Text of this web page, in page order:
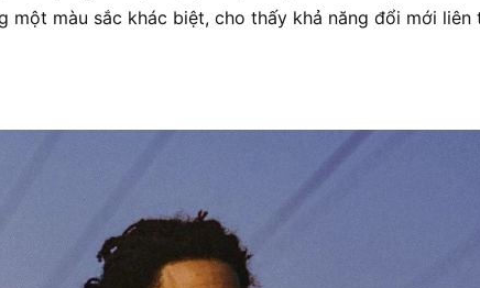
một màu sắc khác biệt, cho thấy khả năng đổi mới liên